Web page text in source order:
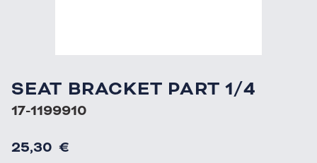
SEAT BRACKET PART 1/4
17-1199910
25,30 €